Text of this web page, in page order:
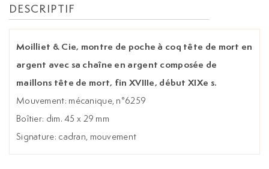
DESCRIPTIF
Moilliet & Cie, montre de poche à coq tête de mort en
argent avec sa chaîne en argent composée de
maillons tête de mort, fin XVIIIe, début XIXe s.
Mouvement: mécanique, n°6259
Boîtier: dim. 45 x 29 mm
Signature: cadran, mouvement